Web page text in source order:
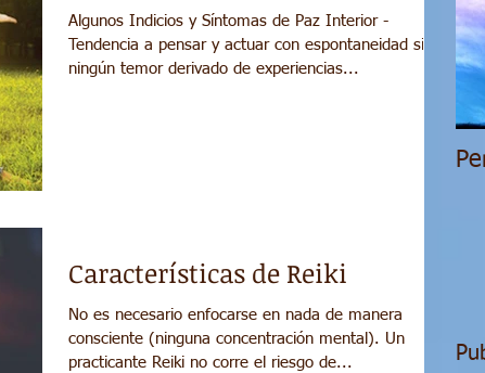
Algunos Indicios y Síntomas de Paz Interior -
Tendencia a pensar y actuar con espontaneidad sin
ningún temor derivado de experiencias...
Características de Reiki
No es necesario enfocarse en nada de manera
consciente (ninguna concentración mental). Un
practicante Reiki no corre el riesgo de...